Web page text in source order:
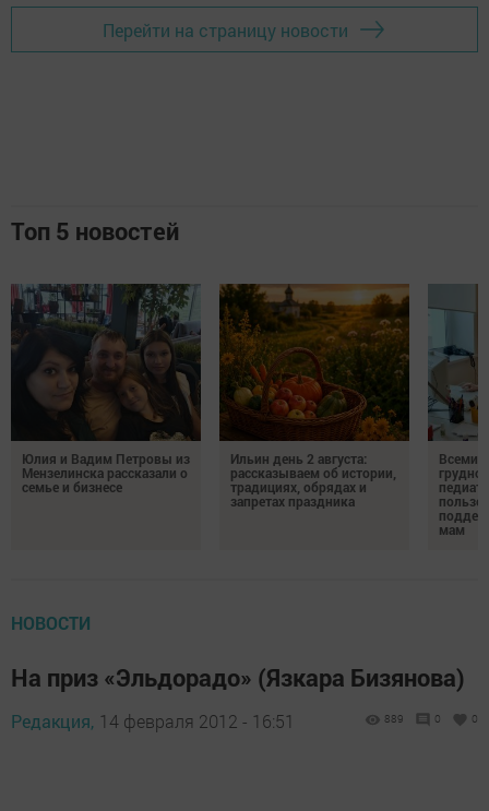
Перейти на страницу новости
Топ 5 новостей
Юлия и Вадим Петровы из
Мензелинска рассказали о
семье и бизнесе
Ильин день 2 августа:
рассказываем об истории,
традициях, обрядах и
запретах праздника
пользе
мам
НОВОСТИ
На приз «Эльдорадо» (Язкара Бизянова)
Редакция, 14 февраля 2012 - 16:51 889 0 0